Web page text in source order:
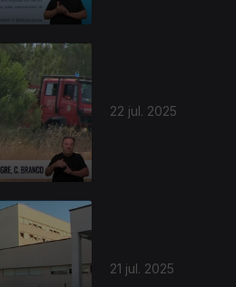
22 jul. 2025
21 jul. 2025